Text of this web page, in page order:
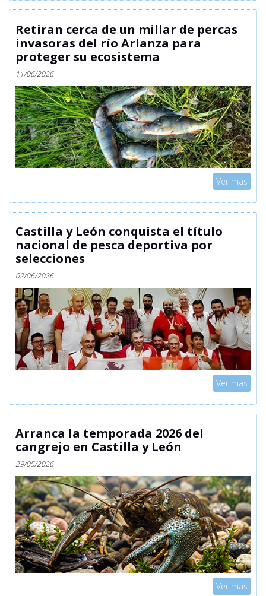
Retiran cerca de un millar de percas
invasoras del río Arlanza para
proteger su ecosistema
11/06/2026
Mostrar
Ver más
Castilla y León conquista el título
nacional de pesca deportiva por
selecciones
02/06/2026
Mostrar
Ver más
Arranca la temporada 2026 del
cangrejo en Castilla y León
29/05/2026
Mostrar
Ver más